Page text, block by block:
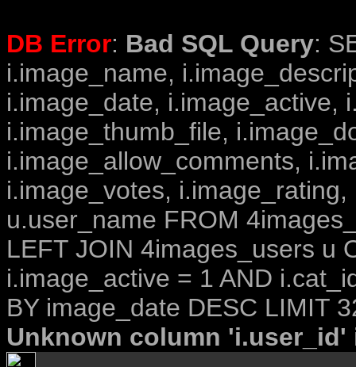
DB Error: Bad SQL Query:
i.image_name,
i.image_date, i.image_active,
i.image_thumb_file,
i.image_allow_comments,
i.image_votes,
u.user_name FROM
LEFT JOIN 4images_users u
i.image_active = 1 AND
BY image_date DESC LIMIT
Unknown column